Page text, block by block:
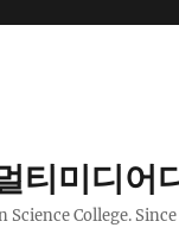
티미디어
College. Since